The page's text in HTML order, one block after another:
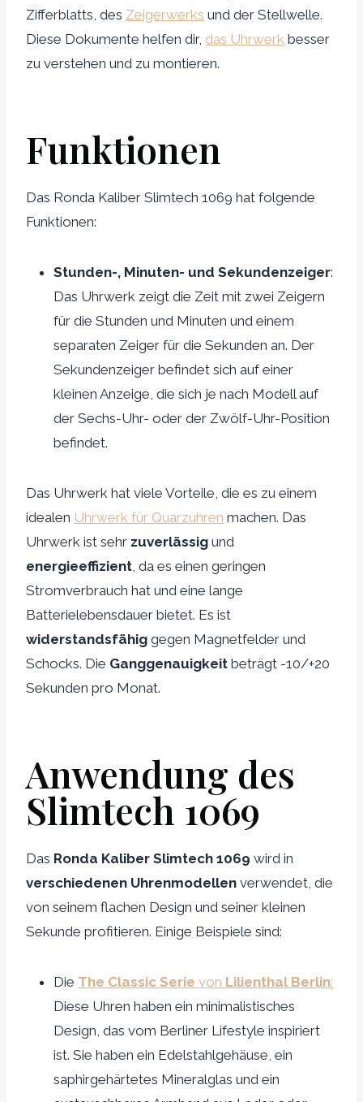
Zifferblatts, des Zeigerwerks und der Stellwelle.
Diese Dokumente helfen dir, das Uhrwerk besser
zu verstehen und zu montieren.
Funktionen
Das Ronda Kaliber Slimtech 1069 hat folgende
Funktionen:
Stunden-, Minuten- und Sekundenzeiger:
Das Uhrwerk zeigt die Zeit mit zwei Zeigern
für die Stunden und Minuten und einem
separaten Zeiger für die Sekunden an. Der
Sekundenzeiger befindet sich auf einer
kleinen Anzeige, die sich je nach Modell auf
der Sechs-Uhr- oder der Zwölf-Uhr-Position
befindet.
Das Uhrwerk hat viele Vorteile, die es zu einem
idealen Uhrwerk für Quarzuhren machen. Das
Uhrwerk ist sehr zuverlässig und
energieeffizient, da es einen geringen
Stromverbrauch hat und eine lange
Batterielebensdauer bietet. Es ist
widerstandsfähig gegen Magnetfelder und
Schocks. Die Ganggenauigkeit beträgt -10/+20
Sekunden pro Monat.
Anwendung des
Slimtech 1069
Das Ronda Kaliber Slimtech 1069 wird in
verschiedenen Uhrenmodellen verwendet, die
von seinem flachen Design und seiner kleinen
Sekunde profitieren. Einige Beispiele sind:
Die The Classic Serie von Lilienthal Berlin:
Diese Uhren haben ein minimalistisches
Design, das vom Berliner Lifestyle inspiriert
ist. Sie haben ein Edelstahlgehäuse, ein
saphirgehärtetes Mineralglas und ein